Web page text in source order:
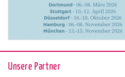
Unsere Partner